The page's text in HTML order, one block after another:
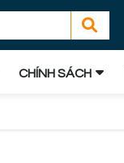
CHÍNH SÁCH